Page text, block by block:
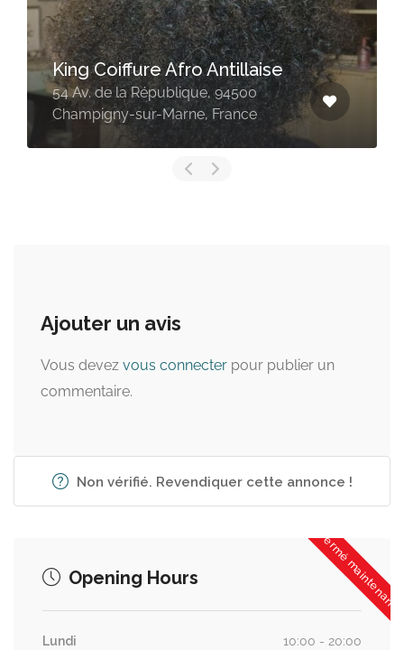
King Coiffure Afro Antillaise
54 Av. de la République, 94500
Champigny-sur-Marne, France
Ajouter un avis
Vous devez vous connecter pour publier un
commentaire.
Non vérifié. Revendiquer cette annonce !
Fermé maintenant
Opening Hours
Lundi
10:00 - 20:00